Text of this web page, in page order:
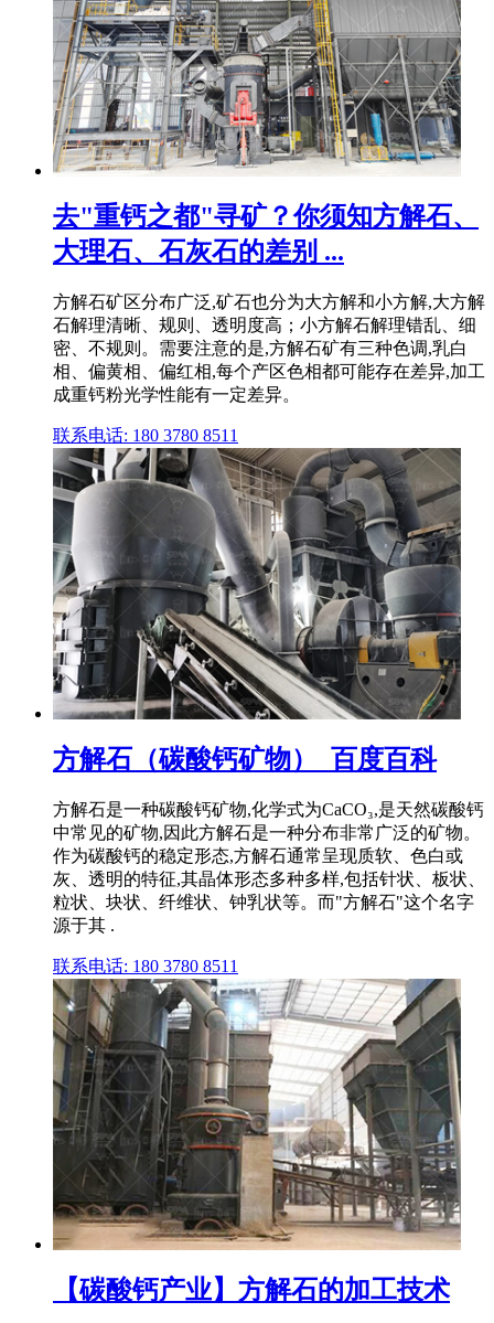
去"重钙之都"寻矿？你须知方解石、
大理石、石灰石的差别 ...
方解石矿区分布广泛,矿石也分为大方解和小方解,大方解
石解理清晰、规则、透明度高；小方解石解理错乱、细
密、不规则。需要注意的是,方解石矿有三种色调,乳白
相、偏黄相、偏红相,每个产区色相都可能存在差异,加工
成重钙粉光学性能有一定差异。
联系电话: 180 3780 8511
方解石（碳酸钙矿物）_百度百科
方解石是一种碳酸钙矿物,化学式为CaCO₃,是天然碳酸钙
中常见的矿物,因此方解石是一种分布非常广泛的矿物。
作为碳酸钙的稳定形态,方解石通常呈现质软、色白或
灰、透明的特征,其晶体形态多种多样,包括针状、板状、
粒状、块状、纤维状、钟乳状等。而"方解石"这个名字
源于其 .
联系电话: 180 3780 8511
【碳酸钙产业】方解石的加工技术